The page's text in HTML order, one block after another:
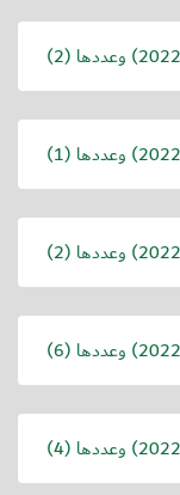
) وعددها (2)
) وعددها (1)
) وعددها (2)
) وعددها (6)
) وعددها (4)